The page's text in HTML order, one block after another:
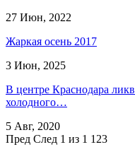
27 Июн, 2022
Жаркая осень 2017
3 Июн, 2025
В центре Краснодара
холодного…
5 Авг, 2020
Пред След 1 из 1 123